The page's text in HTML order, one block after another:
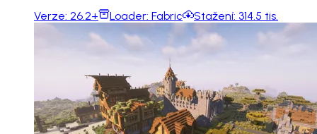
Verze: 26.2+ Loader: Fabric Stažení: 314.5 tis.